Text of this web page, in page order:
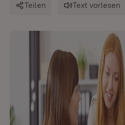
Teilen Text vorlesen